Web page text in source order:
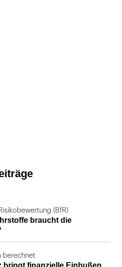
(BfR)
braucht die
berechnet
bringt finanzielle Einbußen